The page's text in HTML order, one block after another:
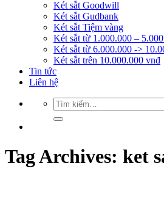
Két sắt Goodwill
Két sắt Gudbank
Két sắt Tiệm vàng
Két sắt từ 1.000.000 –
Két sắt từ 6.000.000 ->
Két sắt trên 10.000.000 vnđ
Tin tức
Liên hệ
Tag Archives: ket